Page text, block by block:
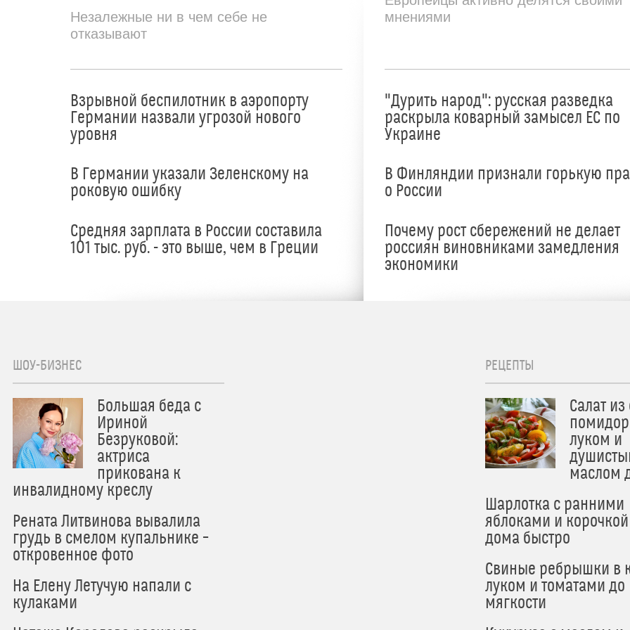
Незалежные ни в чем себе не
отказывают
Взрывной беспилотник в аэропорту
Германии назвали угрозой нового
уровня
В Германии указали Зеленскому на
роковую ошибку
Средняя зарплата в России составила
101 тыс. руб. - это выше, чем в Греции
мнениями
"Дурить народ": русская разведка
раскрыла коварный замысел ЕС по
Украине
В Финляндии признали горькую
о России
Почему рост сбережений не делает
россиян виновниками замедления
экономики
ШОУ-БИЗНЕС
Большая беда с
Ириной
Безруковой:
актриса
прикована к
инвалидному креслу
Рената Литвинова вывалила
грудь в смелом купальнике –
откровенное фото
На Елену Летучую напали с
кулаками
РЕЦЕПТЫ
Салат
луком и
маслом
Шарлотка с ранними
яблоками и
дома быстро
Свиные ребрышки в
луком и томатами до
мягкости